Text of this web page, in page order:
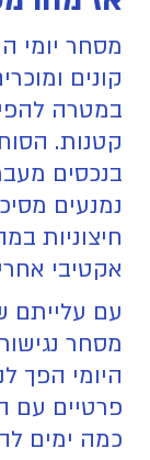
מסחר יומי
קונים
במטרה
קטנות.
בנכסים
נמנעים
חיצוניות
אקטיבי
עם עלייתם
מסחר
היומי הפך
פרטיים עם
כמה ימים